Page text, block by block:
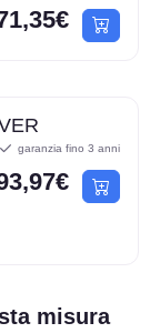
garanzia fino 3 anni
misura